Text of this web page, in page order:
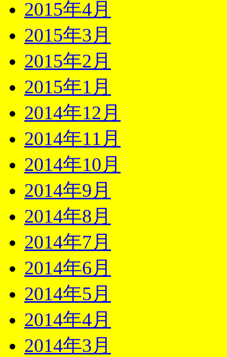
2015年4月
2015年3月
2015年2月
2015年1月
2014年12月
2014年11月
2014年10月
2014年9月
2014年8月
2014年7月
2014年6月
2014年5月
2014年4月
2014年3月